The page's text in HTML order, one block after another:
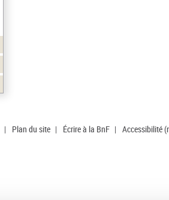
| Plan du site | Écrire à la BnF | Accessibilité